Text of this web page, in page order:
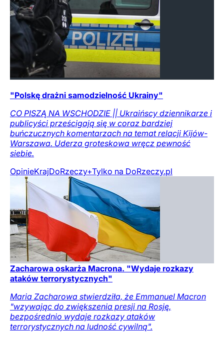
"Polskę drażni samodzielność Ukrainy"
CO PISZĄ NA WSCHODZIE || Ukraińscy dziennikarze i
publicyści prześcigają się w coraz bardziej
buńczucznych komentarzach na temat relacji Kijów-
Warszawa. Uderza groteskowa wręcz pewność
siebie.
OpinieKrajDoRzeczy+Tylko na DoRzeczy.pl
Zacharowa oskarża Macrona. "Wydaje rozkazy
ataków terrorystycznych"
Maria Zacharowa stwierdziła, że Emmanuel Macron
"wzywając do zwiększenia presji na Rosję,
bezpośrednio wydaje rozkazy ataków
terrorystycznych na ludność cywilną".